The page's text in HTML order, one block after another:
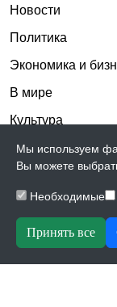
Новости
Политика
Экономика и
В мире
Культура
Спорт
Происшествия
Скандалы
Мы используем
Вы можете
Необходимые
Принять все